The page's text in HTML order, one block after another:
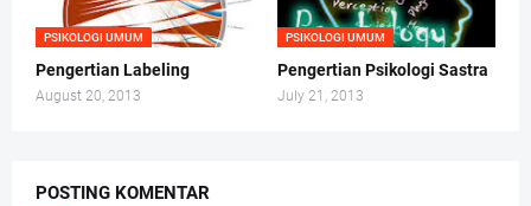
PSIKOLOGI UMUM
Pengertian Labeling
August 20, 2013
PSIKOLOGI UMUM
Pengertian Psikologi Sastra
July 21, 2013
POSTING KOMENTAR